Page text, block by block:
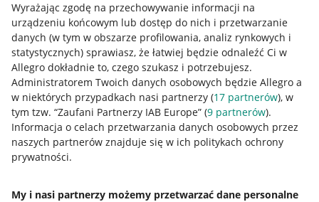
Wyrażając zgodę na przechowywanie informacji na
urządzeniu końcowym lub dostęp do nich i przetwarzanie
danych (w tym w obszarze profilowania, analiz rynkowych i
statystycznych) sprawiasz, że łatwiej będzie odnaleźć Ci w
Allegro dokładnie to, czego szukasz i potrzebujesz.
Administratorem Twoich danych osobowych będzie Allegro a
w niektórych przypadkach nasi partnerzy (17 partnerów), w
tym tzw. “Zaufani Partnerzy IAB Europe” (9 partnerów).
Informacja o celach przetwarzania danych osobowych przez
naszych partnerów znajduje się w ich politykach ochrony
prywatności.
My i nasi partnerzy możemy przetwarzać dane personalne
Przydatne informacje
Jak to działa